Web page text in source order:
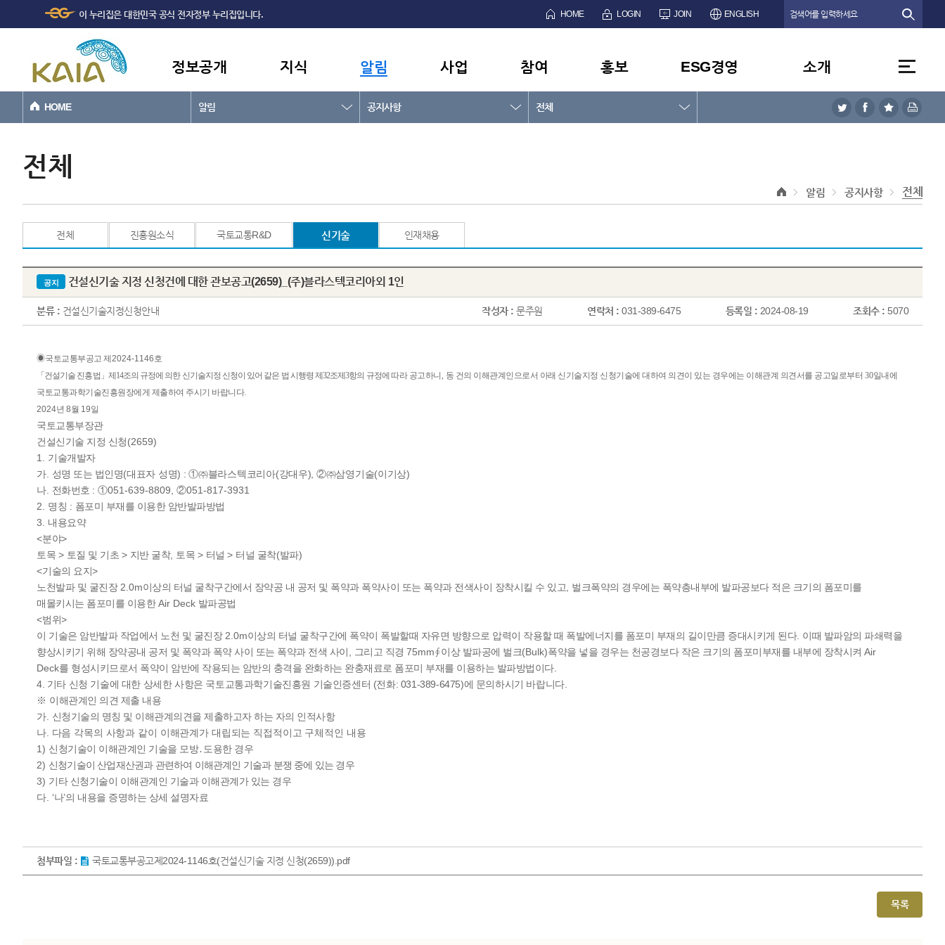
본문바로가기
이 누리집은 대한민국 공식 전자정부 누리집입니다. HOME LOGIN JOIN ENGLISH
정보공개 지식 알림 사업 참여 홍보 ESG경영 소개
HOME 알림 공지사항 전체
전체
알림 공지사항 전체
전체 진흥원소식 국토교통R&D 신기술 인재채용
공지 건설신기술 지정 신청건에 대한 관보공고(2659)_(주)블라스텍코리아외 1인
분류 : 건설신기술지정신청안내 작성자 : 문주원 연락처 : 031-389-6475 등록일 : 2024-08-19 조회수 : 5070
◉국토교통부공고 제2024-1146호
「건설기술 진흥법 」 제14조의 규정에 의한 신기술지정 신청이 있어 같은 법 시행령 제32조제3항의 규정에따라 공고하니 동 건의 이해관계인으로서 아래 신기술지정 신청기술에 대하여 의견이 있는 경우에는 이해관계 의견서를 공고일로부터 30일내에
국토교통과학기술진흥원장에게 제출하여 주시기 바랍니다.
2024년 8월 19일
국토교통부장관
건설신기술 지정 신청 (2659)
1. 기술개발자
가. 성명 또는 법인 명(대표자 성명) :①㈜블라스텍코리아(강대우), ②㈜삼영기술(이기상)
나. 전화번호 : ①051-639-8809, ②051-817-3931
2. 명칭 : 폼포미 부재를 이용한 암반발파방법
3. 내용요약
<분야>
토목 > 토질 및 기초 > 지반 굴착, 토목 > 터널 > 터널 굴착(발파)
<기술의 요지 >
노천발파 및 굴진장 2.0m이상의 터널 굴착구간에서 장약공 내 공저 및 폭약과 폭약사이 또는 폭약과 전색사이 장착시킬 수 있고
벌크폭약의 경우에는 폭약층내부에 발파공보다 적은 크기의 폼포미를
매몰키시는 폼포미를 이용한 Air Deck 발파공법
<범위 >
이 기술은 암반발파 작업에서 노천 및 굴진장 2.0m이상의 터널 굴착구간에 폭약이 폭발할때 자유면 방향으로 압력이 작용할 때 폭발에너지를 폼포미 부재의 길이만큼 증대시키게 된다. 이때 발파암의 파쇄력을
향상시키기 위해 장약공내 공저 및 폭약과 폭약 사이 또는 폭약과 전색 사이
그리고 직경 75mm∮ 이상 발파공에 벌크(Bulk)폭약을 넣을 경우는 천공경보다 작은 크기의 폼포미부재를 내부에 장착시켜 Air
Deck를 형성시키므로서 폭약이 암반에 작용되는 암반의 충격을 완화하는 완충재료로 폼포미 부재를 이용하는 발파방법이다.
4. 기타 신청 기술에 대한 상세한 사항은 국토교통과학기술진흥원 기술인증센터 (전화: 031-389-6475)에 문의하시기 바랍니다.
※ 이해관계인 의견 제출 내용
가. 신청기술의 명칭 및 이해관계의견을 제출하고자 하는 자의 인적사항
나. 다음 각목의 사항과 같이 이해관계가 대립되는 직접적이고 구체적인 내용
1) 신청기술이 이해관계인 기술을 모방․ 도용한 경우
2) 신청기술이 산업재산권과 관련하여 이해관계인 기술과 분쟁 중에 있는 경우
3) 기타 신청기술이 이해관계인 기술과 이해관계가 있는 경우
다. ‘나’의 내용을 증명하는 상세 설명자료
첨부파일 : 국토교통부공고제2024-1146호(건설신기술 지정 신청(2659)).pdf
목록